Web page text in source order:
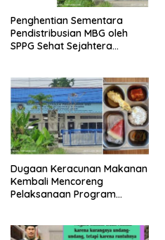
Penghentian Sementara
Pendistribusian MBG oleh
SPPG Sehat Sejahtera
Dugaan Keracunan Makanan
Kembali Mencoreng
Pelaksanaan Program
Bersama Kota Dumai